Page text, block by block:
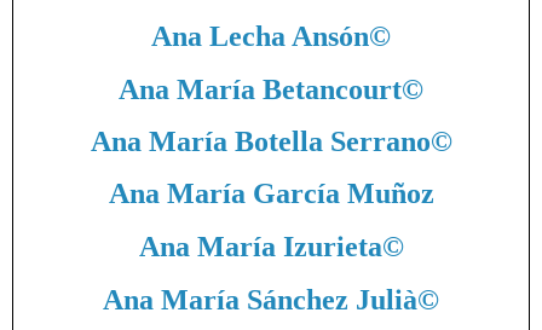
Ana Lecha Ansón©
Ana María Betancourt©
Ana María Botella Serrano©
Ana María García Muñoz
Ana María Izurieta©
Ana María Sánchez Julià©